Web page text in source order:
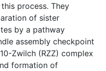
process. They
of sister
by a pathway
assembly checkpoint
Zwilch (RZZ) complex
formation of